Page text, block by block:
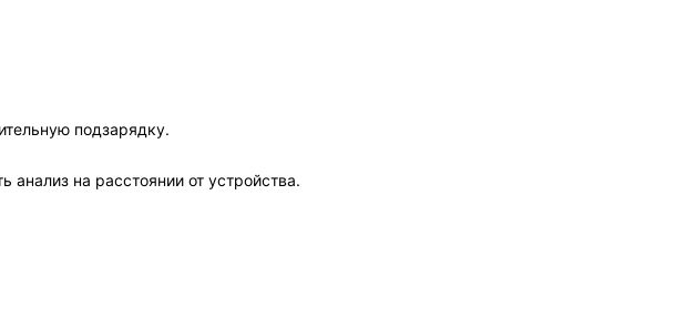
подзарядку.
анализ на расстоянии от устройства.